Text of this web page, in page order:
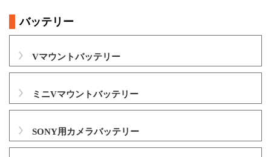
バッテリー
Vマウントバッテリー
ミニVマウントバッテリー
SONY用カメラバッテリー